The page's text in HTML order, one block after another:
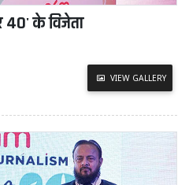
40' के विजेता
VIEW GALLERY